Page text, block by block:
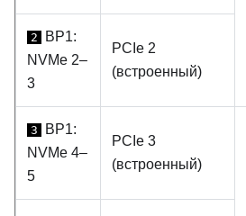
2
BP1:
NVMe 2–
3
PCIe 2
(встроенный)
3
BP1:
NVMe 4–
5
PCIe 3
(встроенный)